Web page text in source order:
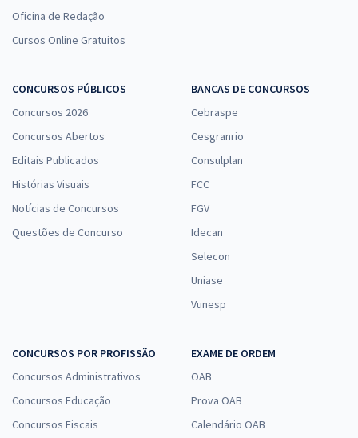
Oficina de Redação
Cursos Online Gratuitos
CONCURSOS PÚBLICOS
Concursos 2026
Concursos Abertos
Editais Publicados
Histórias Visuais
Notícias de Concursos
Questões de Concurso
BANCAS DE CONCURSOS
Cebraspe
Cesgranrio
Consulplan
FCC
FGV
Idecan
Selecon
Uniase
Vunesp
CONCURSOS POR PROFISSÃO
Concursos Administrativos
Concursos Educação
Concursos Fiscais
EXAME DE ORDEM
OAB
Prova OAB
Calendário OAB